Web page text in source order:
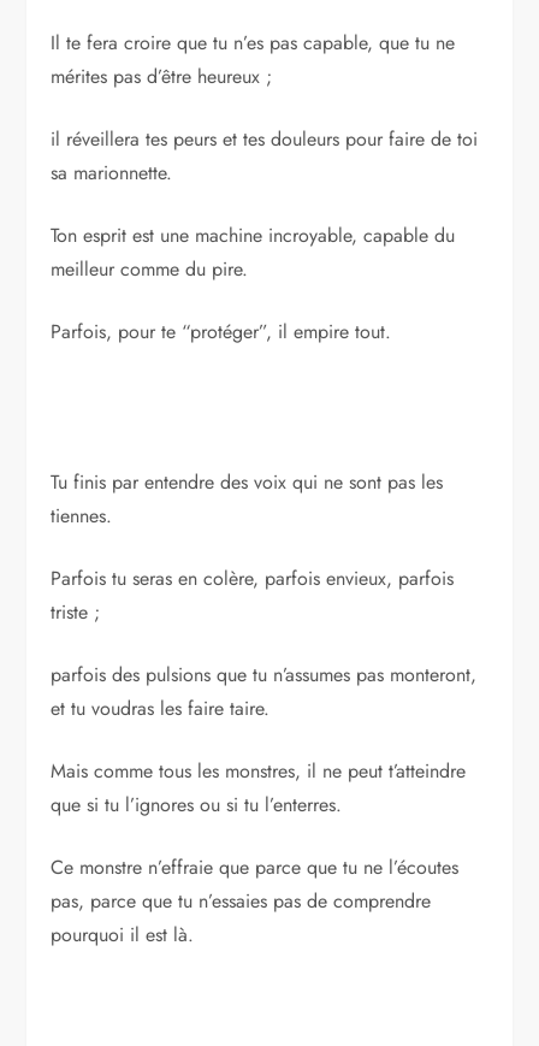
Il te fera croire que tu n’es pas capable, que tu ne
mérites pas d’être heureux ;
il réveillera tes peurs et tes douleurs pour faire de toi
sa marionnette.
Ton esprit est une machine incroyable, capable du
meilleur comme du pire.
Parfois, pour te “protéger”, il empire tout.
Tu finis par entendre des voix qui ne sont pas les
tiennes.
Parfois tu seras en colère, parfois envieux, parfois
triste ;
parfois des pulsions que tu n’assumes pas monteront,
et tu voudras les faire taire.
Mais comme tous les monstres, il ne peut t’atteindre
que si tu l’ignores ou si tu l’enterres.
Ce monstre n’effraie que parce que tu ne l’écoutes
pas, parce que tu n’essaies pas de comprendre
pourquoi il est là.